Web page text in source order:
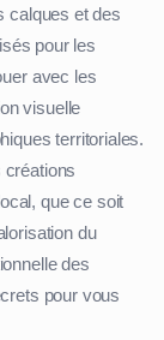
calques et des
pour les
avec les
visuelle
territoriales.
que ce soit
du
des
pour vous